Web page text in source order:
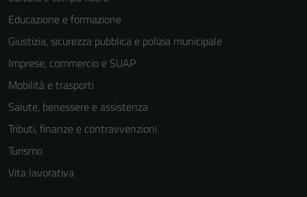
Educazione e formazione
Giustizia, sicurezza pubblica e polizia municipale
Imprese, commercio e SUAP
Mobilità e trasporti
Salute, benessere e assistenza
Tributi, finanze e contravvenzioni
Turismo
Vita lavorativa